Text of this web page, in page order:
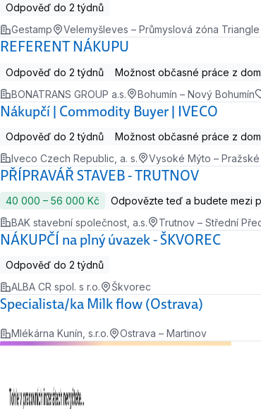
Odpověď do 2 týdnů
Gestamp
Velemyšleves – Průmyslová zóna Triangle
REFERENT NÁKUPU
Odpověď do 2 týdnů Možnost občasné práce z
BONATRANS GROUP a.s.
Bohumín – Nový Bohumín
Nákupčí | Commodity Buyer | IVECO
Odpověď do 2 týdnů
Možnost občasné práce z
Iveco Czech Republic, a. s.
Vysoké Mýto –
PŘÍPRAVÁŘ STAVEB - TRUTNOV
40 000 ‍–‍ 56 000 Kč
Odpovězte teď a budete mezi
BAK stavební společnost, a.s.
Trutnov – Střední
NÁKUPČÍ na plný úvazek - ŠKVOREC
Odpověď do 2 týdnů
ALBA CR spol. s r.o.
Škvorec
Specialista/ka Milk flow (Ostrava)
Mlékárna Kunín, s.r.o. Ostrava – Martinov